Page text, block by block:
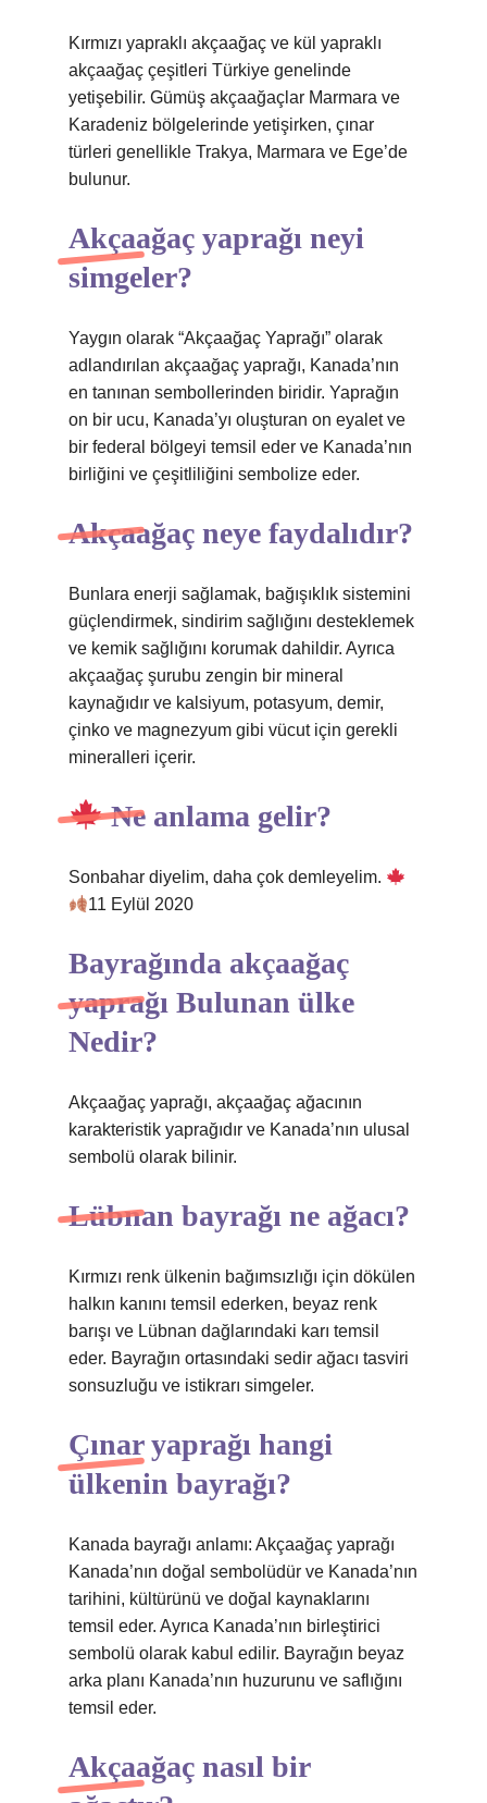
Kırmızı yapraklı akçaağaç ve kül yapraklı
akçaağaç çeşitleri Türkiye genelinde
yetişebilir. Gümüş akçaağaçlar Marmara ve
Karadeniz bölgelerinde yetişirken, çınar
türleri genellikle Trakya, Marmara ve Ege’de
bulunur.
Akçaağaç yaprağı neyi
simgeler?
Yaygın olarak “Akçaağaç Yaprağı” olarak
adlandırılan akçaağaç yaprağı, Kanada’nın
en tanınan sembollerinden biridir. Yaprağın
on bir ucu, Kanada’yı oluşturan on eyalet ve
bir federal bölgeyi temsil eder ve Kanada’nın
birliğini ve çeşitliliğini sembolize eder.
Akçaağaç neye faydalıdır?
Bunlara enerji sağlamak, bağışıklık sistemini
güçlendirmek, sindirim sağlığını desteklemek
ve kemik sağlığını korumak dahildir. Ayrıca
akçaağaç şurubu zengin bir mineral
kaynağıdır ve kalsiyum, potasyum, demir,
çinko ve magnezyum gibi vücut için gerekli
mineralleri içerir.
Ne anlama gelir?
Sonbahar diyelim, daha çok demleyelim.
11 Eylül 2020
Bayrağında akçaağaç
yaprağı Bulunan ülke
Nedir?
Akçaağaç yaprağı, akçaağaç ağacının
karakteristik yaprağıdır ve Kanada’nın ulusal
sembolü olarak bilinir.
Lübnan bayrağı ne ağacı?
Kırmızı renk ülkenin bağımsızlığı için dökülen
halkın kanını temsil ederken, beyaz renk
barışı ve Lübnan dağlarındaki karı temsil
eder. Bayrağın ortasındaki sedir ağacı tasviri
sonsuzluğu ve istikrarı simgeler.
Çınar yaprağı hangi
ülkenin bayrağı?
Kanada bayrağı anlamı: Akçaağaç yaprağı
Kanada’nın doğal sembolüdür ve Kanada’nın
tarihini, kültürünü ve doğal kaynaklarını
temsil eder. Ayrıca Kanada’nın birleştirici
sembolü olarak kabul edilir. Bayrağın beyaz
arka planı Kanada’nın huzurunu ve saflığını
temsil eder.
Akçaağaç nasıl bir